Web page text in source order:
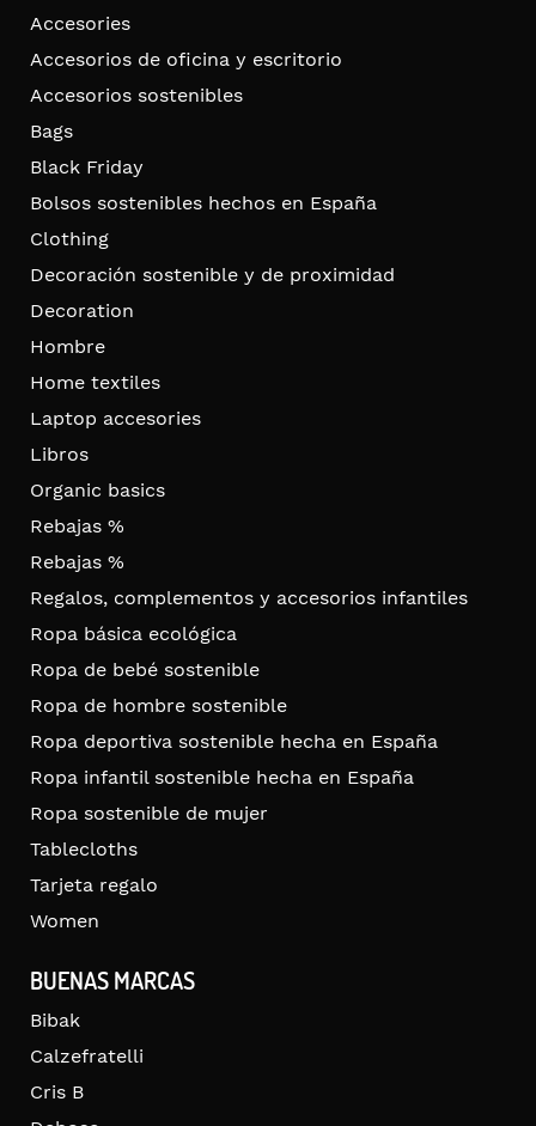
Accesories
Accesorios de oficina y escritorio
Accesorios sostenibles
Bags
Black Friday
Bolsos sostenibles hechos en España
Clothing
Decoración sostenible y de proximidad
Decoration
Hombre
Home textiles
Laptop accesories
Libros
Organic basics
Rebajas %
Rebajas %
Regalos, complementos y accesorios infantiles
Ropa básica ecológica
Ropa de bebé sostenible
Ropa de hombre sostenible
Ropa deportiva sostenible hecha en España
Ropa infantil sostenible hecha en España
Ropa sostenible de mujer
Tablecloths
Tarjeta regalo
Women
BUENAS MARCAS
Bibak
Calzefratelli
Cris B